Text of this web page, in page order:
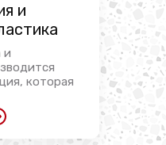
и
и
которая